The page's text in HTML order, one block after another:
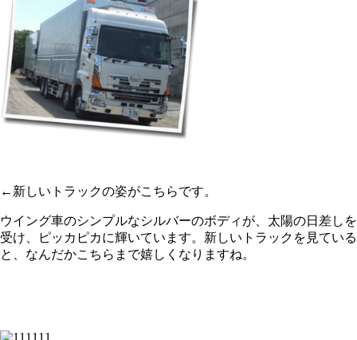
←新しいトラックの姿がこちらです。
ウイング車のシンプルなシルバーのボディが、太陽の日差しを
受け、ピッカピカに輝いています。新しいトラックを見ている
と、なんだかこちらまで嬉しくなりますね。